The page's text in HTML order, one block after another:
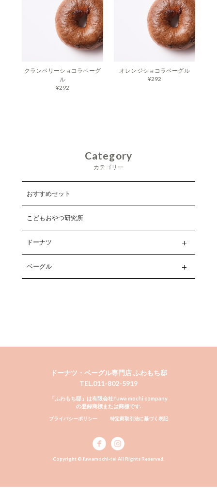
クランベリーショコラベーグ
ル
¥292
オレンジショコラベーグル
¥292
Category
カテゴリー
おすすめセット
こどもおやつ研究所
ドーナツ
ベーグル
ドーナツ・ベーグル専門店 ふわもち邸
TEL.011-802-5919
「ふわもち邸」は有限会社 fuwa mochi company
の登録商標または商標です.
プライバシーポリシー 特定商取引法に基づく表記
Copyright © fuwamochi-tei All Rights Reserved.